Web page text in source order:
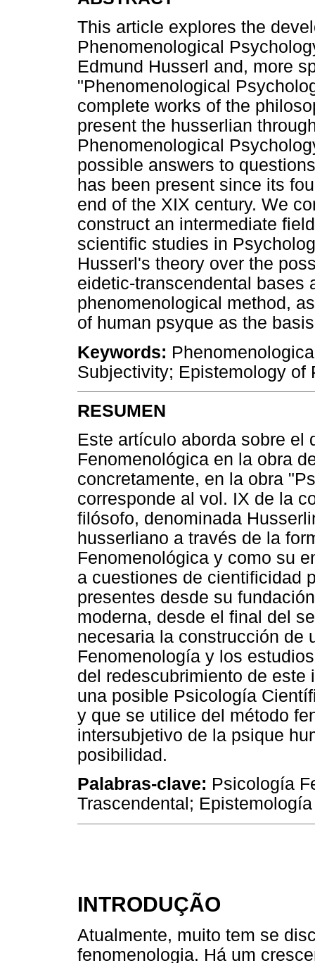
This article explores the
Phenomenological
Edmund Husserl and, more
"Phenomenological
complete works of the
present the husserlian
Phenomenological
possible answers to
has been present since its
end of the XIX century. We
construct an intermediate
scientific studies in
Husserl's theory over the
eidetic-transcendental bases
phenomenological method,
of human psyque as the
Keywords:
Subjectivity; Epistemology of
RESUMEN
Este artículo aborda sobre el
Fenomenológica en la obra
concretamente, en la obra
corresponde al vol. IX de la
filósofo, denominada
husserliano a través de la
Fenomenológica y como su
a cuestiones de cientificidad
presentes desde su
moderna, desde el final del
necesaria la construcción de
Fenomenología y los
del redescubrimiento de este
una posible Psicología
y que se utilice del método
intersubjetivo de la psique
posibilidad.
Palabras-clave: Psicología
Trascendental;
INTRODUÇÃO
Atualmente, muito tem se
fenomenologia. Há um